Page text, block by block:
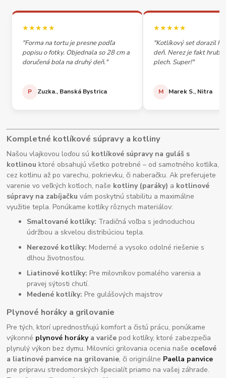
★★★★★
"Forma na tortu je presne podľa
popisu o fotky. Objednala so 28 cm a
doručená bola na druhý deň."
P Zuzka., Banská Bystrica
★★★★★
"Kotlíkový set dorazil
deň. Nerez je fakt
plech. Super!"
M Marek S., Nitra
Kompletné kotlíkové súpravy a kotliny
Našou vlajkovou loďou sú kotlíkové súpravy na guláš s
kotlinou ktoré obsahujú všetko potrebné – od samotného kotlíka,
cez kotlinu až po varechu, pokrievku, či naberačku. Ak preferujete
varenie vo veľkých kotloch, naše kotliny (paráky) a kotlinové
súpravy na zabíjačku vám poskytnú stabilitu a maximálne
využitie tepla. Ponúkame kotlíky rôznych materiálov:
Smaltované kotlíky: Tradičná voľba s jednoduchou
údržbou a skvelou distribúciou tepla.
Nerezové kotlíky: Moderné a vysoko odolné riešenie s
dlhou životnosťou.
Liatinové kotlíky: Pre milovníkov pomalého varenia a
pravej sýtosti chutí.
Medené kotlíky: Pre gulášových majstrov
Plynové horáky a grilovanie
Pre tých, ktorí uprednostňujú komfort a čistú prácu, ponúkame
výkonné plynové horákya variče pod kotlíky, ktoré zabezpečia
plynulý výkon bez dymu. Milovníci grilovania ocenia naše oceľové
a liatinové panvice na grilovanie, či originálne Paella panvice
pre prípravu stredomorských špecialít priamo na vašej záhrade.